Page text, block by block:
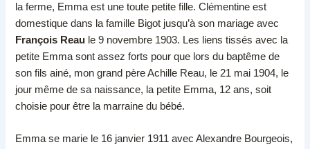
la ferme, Emma est une toute petite fille. Clémentine est
domestique dans la famille Bigot jusqu’à son mariage avec
François Reau le 9 novembre 1903. Les liens tissés avec la
petite Emma sont assez forts pour que lors du baptême de
son fils ainé, mon grand père Achille Reau, le 21 mai 1904, le
jour même de sa naissance, la petite Emma, 12 ans, soit
choisie pour être la marraine du bébé.
Emma se marie le 16 janvier 1911 avec Alexandre Bourgeois,